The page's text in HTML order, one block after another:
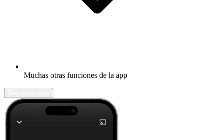
Muchas otras funciones de la app